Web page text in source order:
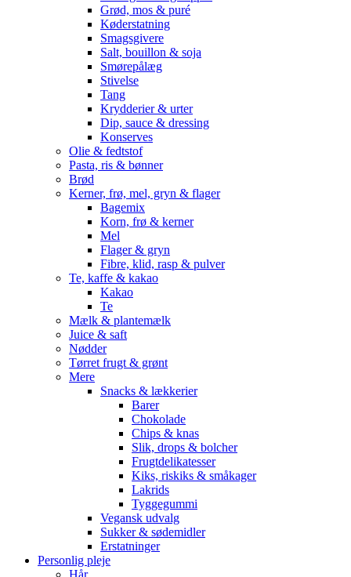
Grød, mos & puré
Køderstatning
Smagsgivere
Salt, bouillon & soja
Smørepålæg
Stivelse
Tang
Krydderier & urter
Dip, sauce & dressing
Konserves
Olie & fedtstof
Pasta, ris & bønner
Brød
Kerner, frø, mel, gryn & flager
Bagemix
Korn, frø & kerner
Mel
Flager & gryn
Fibre, klid, rasp & pulver
Te, kaffe & kakao
Kakao
Te
Mælk & plantemælk
Juice & saft
Nødder
Tørret frugt & grønt
Mere
Snacks & lækkerier
Barer
Chokolade
Chips & knas
Slik, drops & bolcher
Frugtdelikatesser
Kiks, riskiks & småkager
Lakrids
Tyggegummi
Vegansk udvalg
Sukker & sødemidler
Erstatninger
Personlig pleje
Hår